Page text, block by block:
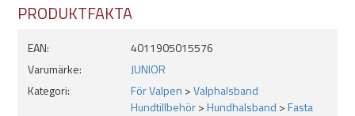
PRODUKTFAKTA
EAN:
4011905015576
Varumärke:
JUNIOR
Kategori:
För Valpen >Valphalsband
Hundtillbehör>Hundhalsband >Fasta